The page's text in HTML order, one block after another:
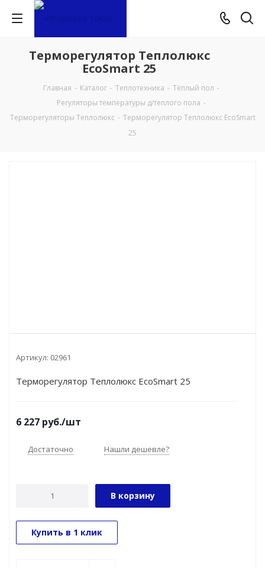
Терморегулятор Теплолюкс
EcoSmart 25
Главная - Каталог - Теплотехника - Тёплый пол -
Регуляторы температуры д/теплого пола -
Терморегуляторы Теплолюкс - Терморегулятор Теплолюкс EcoSmart
25
Артикул: 02961
Терморегулятор Теплолюкс EcoSmart 25
6 227 руб./шт
Достаточно Нашли дешевле?
В корзину
Купить в 1 клик